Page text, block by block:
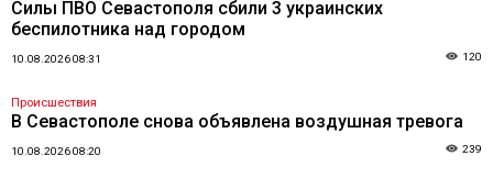
Силы ПВО Севастополя сбили 3 украинских
беспилотника над городом
10.08.2026 08:31 120
Происшествия
В Севастополе снова объявлена воздушная тревога
10.08.2026 08:20 239